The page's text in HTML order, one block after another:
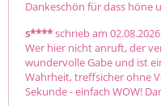
Dankeschön für dass höne
s****schrieb am 02.08.2026
Wer hier nicht anruft, der
wundervolle Gabe und ist
Wahrheit, treffsicher ohne
Sekunde - einfach WOW!